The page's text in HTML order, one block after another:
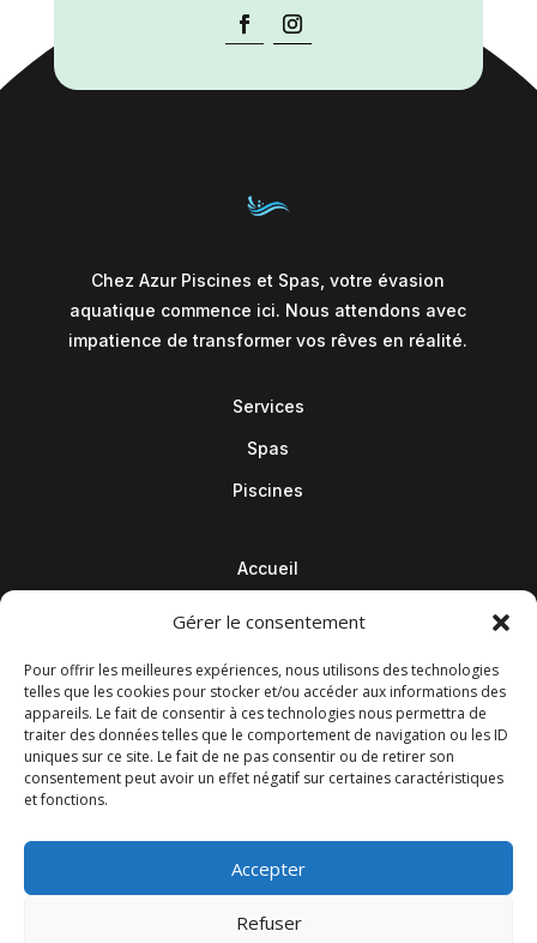
Gérer le consentement
Pour offrir les meilleures expériences, nous utilisons des technologies
telles que les cookies pour stocker et/ou accéder aux informations des
appareils. Le fait de consentir à ces technologies nous permettra de
traiter des données telles que le comportement de navigation ou les ID
uniques sur ce site. Le fait de ne pas consentir ou de retirer son
consentement peut avoir un effet négatif sur certaines caractéristiques
et fonctions.
Accepter
Refuser
Chez Azur Piscines et Spas, votre évasion
aquatique commence ici. Nous attendons avec
impatience de transformer vos rêves en réalité.
Services
Spas
Piscines
Accueil